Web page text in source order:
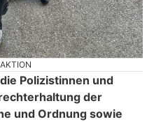
Polizistinnen und
der
und Ordnung sowie